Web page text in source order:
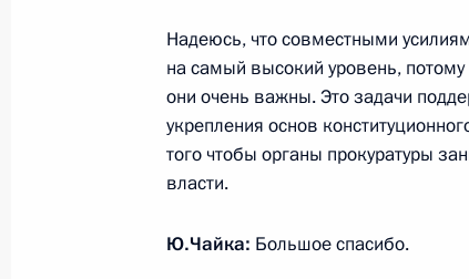
Указом Президента Александр
заместителем Министра
14 января 2009 года, 16:45
Надеюсь, что совместными
на самый высокий уровень, потому
они очень важны. Это задачи
укрепления основ
того чтобы органы прокуратуры
власти.
Ю.Чайка: Большое спасибо.